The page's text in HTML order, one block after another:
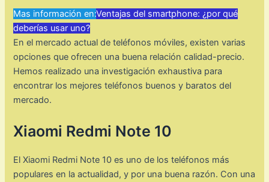
Mas información en:Ventajas del smartphone: ¿por qué
deberías usar uno?
En el mercado actual de teléfonos móviles, existen varias
opciones que ofrecen una buena relación calidad-precio.
Hemos realizado una investigación exhaustiva para
encontrar los mejores teléfonos buenos y baratos del
mercado.
Xiaomi Redmi Note 10
El Xiaomi Redmi Note 10 es uno de los teléfonos más
populares en la actualidad, y por una buena razón. Con una